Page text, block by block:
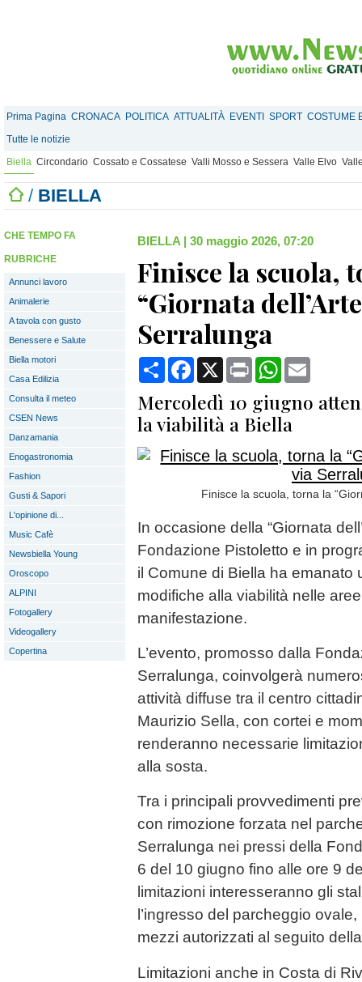
Prima Pagina CRONACA POLITICA ATTUALITÀ EVENTI SPORT COSTUME
Tutte le notizie
Biella Circondario Cossato e Cossatese Valli Mosso e Sessera Valle Elvo
/ BIELLA
CHE TEMPO FA
RUBRICHE
Annunci lavoro
Animalerie
A tavola con gusto
Benessere e Salute
Biella motori
Casa Edilizia
Consulta il meteo
CSEN News
Danzamania
Enogastronomia
Fashion
Gusti & Sapori
L'opinione di...
Music Cafè
Newsbiella Young
Oroscopo
ALPINI
Fotogallery
Videogallery
Copertina
BIELLA | 30 maggio 2026, 07:20
Finisce la scuola,
“Giornata
Serralunga
CondividiFacebook
X Print WhatsApp
Mercoledì 10 giugno
la viabilità a Biella
Finisce la scuola, torna la
In occasione della “Giornata
Fondazione Pistoletto e in
il Comune di Biella ha emanato
modifiche alla viabilità nelle
manifestazione.
L’evento, promosso dalla
Serralunga, coinvolgerà
attività diffuse tra il centro
Maurizio Sella, con cortei e
renderanno necessarie
alla sosta.
Tra i principali provvedimenti
con rimozione forzata nel
Serralunga nei pressi della
6 del 10 giugno fino alle ore 9
limitazioni interesseranno gli
l’ingresso del parcheggio
mezzi autorizzati al seguito
Limitazioni anche in Costa di